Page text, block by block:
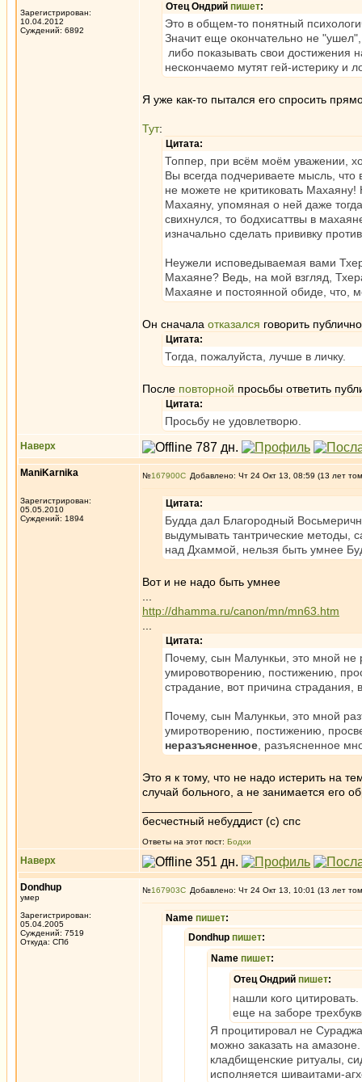
Зарегистрирован:
10.04.2012
Суждений: 6892
Отец Ондрий пишет:
Это в общем-то понятный
Значит еще окончательно не "ушел",
либо показывать свои достижения
нескончаемо мутят гей-истерику и
Я уже как-то пытался его спросить
Тут:
Цитата:
Топпер, при всём моём уважении,
Вы всегда подчериваете мысль,
не можете не критиковать
Махаяну, упомяная о ней даже
свихнулся, то бодхисаттвы в
изначально сделать прививку
Неужели исповедываемая вами
Махаяне? Ведь, на мой взгляд,
Махаяне и постоянной обиде, что,
Он сначала отказался говорить
Цитата:
Тогда, пожалуйста, лучше в личку.
После повторной просьбы ответить
Цитата:
Просьбу не удовлетворю.
Наверх
ManiKarnika
Зарегистрирован:
05.05.2010
Суждений: 1894
№167900 Добавлено: Чт 24 Окт 13, 08:59 (13 лет
Цитата:
Будда дал Благородный
выдумывать тантрические методы,
над Дхаммой, нельзя быть умнее
Вот и не надо быть умнее
http://dhamma.ru/canon/mn/mn63.htm
Цитата:
Почему, сын Малункьи, это мной не
умировотворению, постижению,
страдание, вот причина
Почему, сын Малункьи, это мной
умиротворению, постижению,
неразъясненное , разъясненное
Это я к тому, что не надо истерить на
случай больного, а не занимается его
бесчестный небуддист (с) спс
Ответы на этот пост: Бодхи
Наверх
Dondhup
умер
Зарегистрирован:
05.04.2005
Суждений: 7519
Откуда: СПб
№167903 Добавлено: Чт 24 Окт 13, 10:01 (13 лет
Name пишет:
Dondhup пишет:
Name пишет:
Отец Ондрий пишет:
нашли кого
еще на заборе
Я процитировал не
можно заказать на
кладбищенские ритуалы,
исполняется шиваитами-